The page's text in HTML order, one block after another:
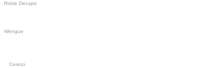
Roble Decape
Wengue
Cerezo